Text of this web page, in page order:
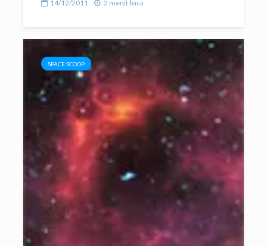
14/12/2011 2 menit baca
SPACE SCOOP